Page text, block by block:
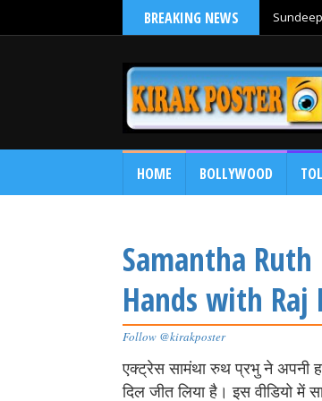
BREAKING NEWS
HOME BOLLYWOOD
Samantha
Hands with
Follow @kirakposter
एक्ट्रेस सामंथा रुथ प्रभु ने अपनी
दिल जीत लिया है। इस वीडियो में